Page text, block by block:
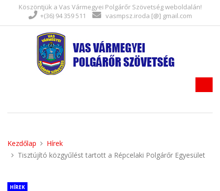
Köszöntjük a Vas Vármegyei Polgárőr Szövetség weboldalán!
+(36) 94 359 511
vasmpsz.iroda [@] gmail.com
Kezdőlap
Hírek
Tisztújító közgyűlést tartott a Répcelaki Polgárőr Egyesület
HÍREK